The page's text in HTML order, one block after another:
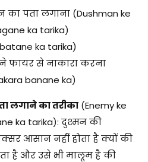
पता लगाना (Dushman ke
ka tarika)
ka tarika)
से नाकारा करना
banane ka)
लगाने का तरीका (Enemy ke
ka tarika): दुश्मन की
आसान नहीं होता है क्यों की
है और उसे भी मालूम है की